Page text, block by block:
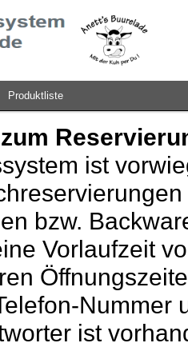
Produktliste
ist
bzw.
Vorlaufzeit
ist